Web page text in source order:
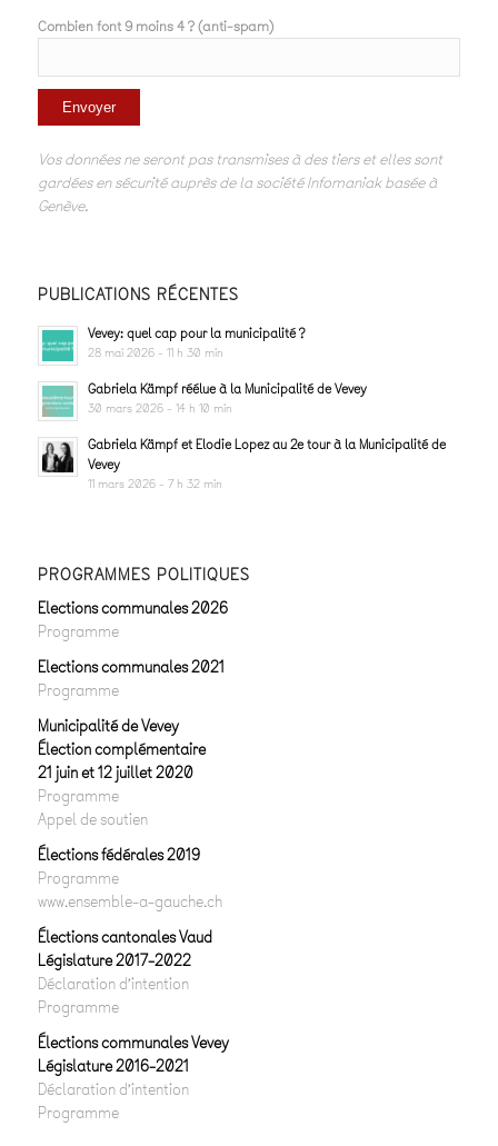
Combien font 9 moins 4 ? (anti-spam)
Vos données ne seront pas transmises à des tiers et elles sont
gardées en sécurité auprès de la société Infomaniak basée à
Genève.
PUBLICATIONS RÉCENTES
Vevey: quel cap pour la municipalité ?
28 mai 2026 - 11 h 30 min
Gabriela Kämpf réélue à la Municipalité de Vevey
30 mars 2026 - 14 h 10 min
Gabriela Kämpf et Elodie Lopez au 2e tour à la Municipalité de
Vevey
11 mars 2026 - 7 h 32 min
PROGRAMMES POLITIQUES
Elections communales 2026
Programme
Elections communales 2021
Programme
Municipalité de Vevey
Élection complémentaire
21 juin et 12 juillet 2020
Programme
Appel de soutien
Élections fédérales 2019
Programme
www.ensemble-a-gauche.ch
Élections cantonales Vaud
Législature 2017-2022
Déclaration d’intention
Programme
Élections communales Vevey
Législature 2016-2021
Déclaration d’intention
Programme